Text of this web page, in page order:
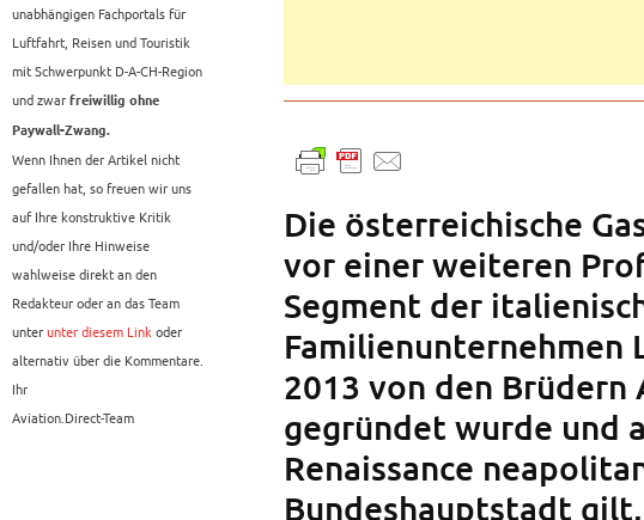
unabhängigen Fachportals für
Luftfahrt, Reisen und Touristik
mit Schwerpunkt D-A-CH-Region
und zwar freiwillig ohne
Paywall-Zwang.
Wenn Ihnen der Artikel nicht
gefallen hat, so freuen wir uns
auf Ihre konstruktive Kritik
und/oder Ihre Hinweise
wahlweise direkt an den
Redakteur oder an das Team
unterunter diesem Linkoder
alternativ über die Kommentare.
Ihr
Aviation.Direct-Team
Die österreichische
vor einer weiteren
Segment der
Familienunternehmen
2013 von den Brüdern
gegründet wurde und
Renaissance
Bundeshauptstadt